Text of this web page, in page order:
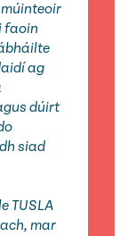
faoin
ag
dúirt
siad
TUSLA
mar